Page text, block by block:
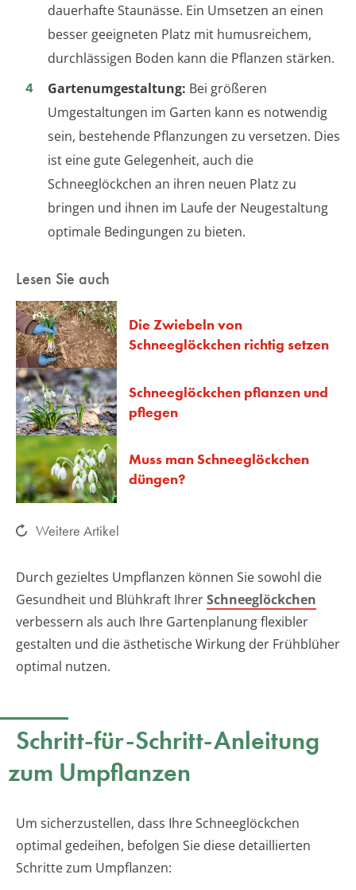
dauerhafte Staunässe. Ein Umsetzen an einen
besser geeigneten Platz mit humusreichem,
durchlässigen Boden kann die Pflanzen stärken.
Gartenumgestaltung: Bei größeren
Umgestaltungen im Garten kann es notwendig
sein, bestehende Pflanzungen zu versetzen. Dies
ist eine gute Gelegenheit, auch die
Schneeglöckchen an ihren neuen Platz zu
bringen und ihnen im Laufe der Neugestaltung
optimale Bedingungen zu bieten.
Lesen Sie auch
Die Zwiebeln von
Schneeglöckchen richtig setzen
Schneeglöckchen pflanzen und
pflegen
Muss man Schneeglöckchen
düngen?
Weitere Artikel
Durch gezieltes Umpflanzen können Sie sowohl die
Gesundheit und Blühkraft IhrerSchneeglöckchen
verbessern als auch Ihre Gartenplanung flexibler
gestalten und die ästhetische Wirkung der Frühblüher
optimal nutzen.
Schritt-für-Schritt-Anleitung
zum Umpflanzen
Um sicherzustellen, dass Ihre Schneeglöckchen
optimal gedeihen, befolgen Sie diese detaillierten
Schritte zum Umpflanzen: